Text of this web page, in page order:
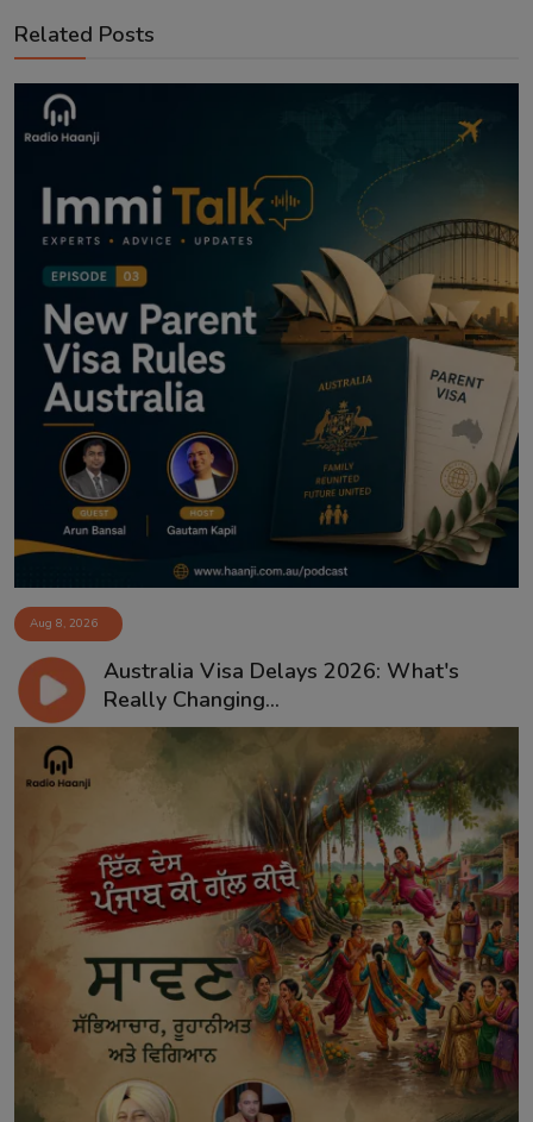
Related Posts
Aug 8, 2026
Australia Visa Delays 2026: What's
Really Changing...